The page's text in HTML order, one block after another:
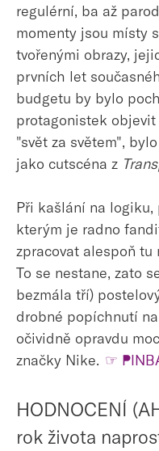
regulérní, ba až
momenty jsou místy
tvořenými obrazy,
prvních let
budgetu by bylo
protagonistek objevit
"svět za světem",
jako cutscéna z
Při kašlání na logiku,
kterým je radno
zpracovat alespoň tu
To se nestane, zato
bezmála tří)
drobné popíchnutí
očividně opravdu
značky Nike. ☞
HODNOCENÍ
rok života